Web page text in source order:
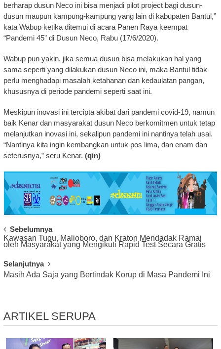
berharap dusun Neco ini bisa menjadi pilot project bagi dusun-
dusun maupun kampung-kampung yang lain di kabupaten Bantul,”
kata Wabup ketika ditemui di acara Panen Raya keempat
“Pandemi 45” di Dusun Neco, Rabu (17/6/2020).
Wabup pun yakin, jika semua dusun bisa melakukan hal yang
sama seperti yang dilakukan dusun Neco ini, maka Bantul tidak
perlu menghadapi masalah ketahanan dan kedaulatan pangan,
khususnya di periode pandemi seperti saat ini.
Meskipun inovasi ini tercipta akibat dari pandemi covid-19, namun
baik Kenar dan masyarakat dusun Neco berkomitmen untuk tetap
melanjutkan inovasi ini, sekalipun pandemi ini nantinya telah usai.
“Nantinya kita ingin kembangkan untuk pos lima, dan enam dan
seterusnya,” seru Kenar. (qin)
Post
Navigation
Sebelumnya
Kawasan Tugu, Malioboro, dan Kraton Mendadak Ramai
oleh Masyarakat yang Mengikuti Rapid Test Secara Gratis
Selanjutnya
Masih Ada Saja yang Bertindak Korup di Masa Pandemi Ini
ARTIKEL SERUPA